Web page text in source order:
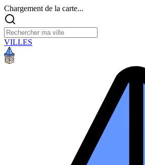
Chargement de la carte...
VILLES